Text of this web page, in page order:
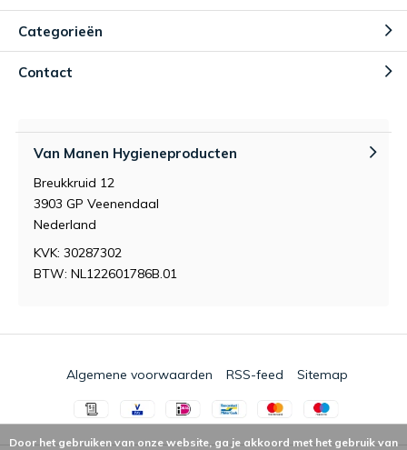
Categorieën
Contact
Van Manen Hygieneproducten
Breukkruid 12
3903 GP Veenendaal
Nederland
KVK: 30287302
BTW: NL122601786B.01
Algemene voorwaarden RSS-feed Sitemap
Door het gebruiken van onze website, ga je akkoord met het gebruik van